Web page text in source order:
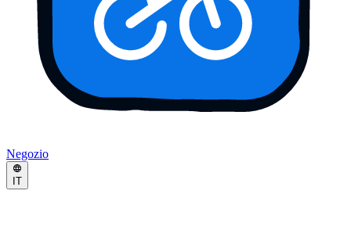
Negozio
IT